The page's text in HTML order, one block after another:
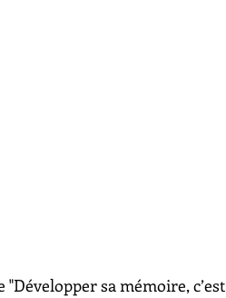
sa mémoire, c’est